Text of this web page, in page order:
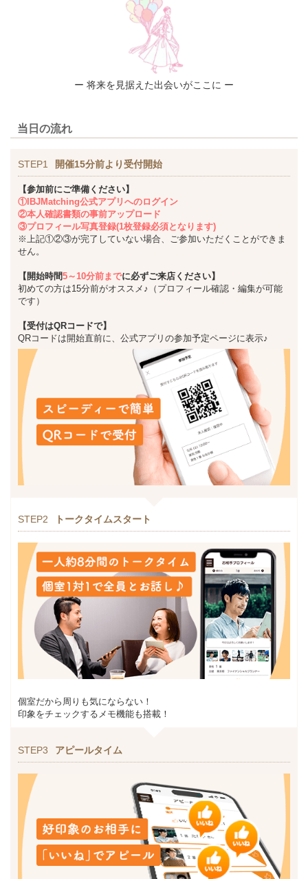
ー 将来を見据えた出会いがここに ー
当日の流れ
STEP1 開催15分前より受付開始
【参加前にご準備ください】
①IBJMatching公式アプリへのログイン
②本人確認書類の事前アップロード
③プロフィール写真登録(1枚登録必須となります)
※上記①②③が完了していない場合、ご参加いただくことができま
せん。
【開始時間5～10分前までに必ずご来店ください】
初めての方は15分前がオススメ♪（プロフィール確認・編集が可能
です）
【受付はQRコードで】
QRコードは開始直前に、公式アプリの参加予定ページに表示♪
STEP2 トークタイムスタート
個室だから周りも気にならない！
印象をチェックするメモ機能も搭載！
STEP3 アピールタイム